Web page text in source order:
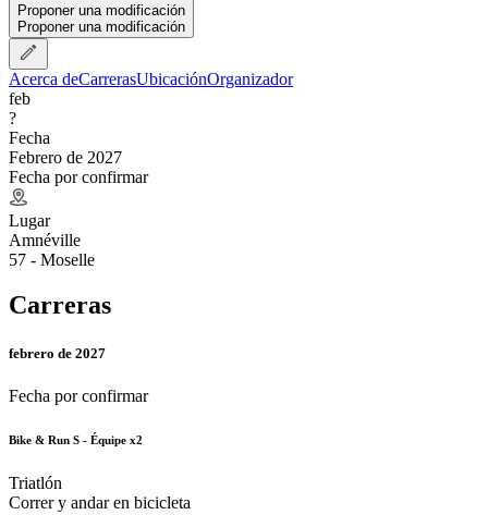
Proponer una modificación
Proponer una modificación
Acerca deCarrerasUbicaciónOrganizador
feb
?
Fecha
Febrero de 2027
Fecha por confirmar
Lugar
Amnéville
57 - Moselle
Carreras
febrero de 2027
Fecha por confirmar
Bike & Run S - Équipe x2
Triatlón
Correr y andar en bicicleta